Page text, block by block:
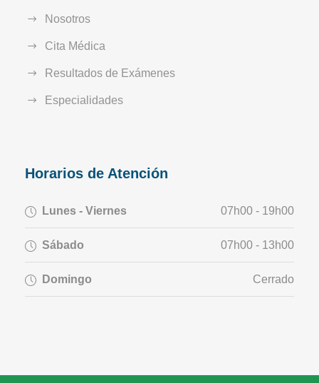
Nosotros
Cita Médica
Resultados de Exámenes
Especialidades
Horarios de Atención
Lunes - Viernes 07h00 - 19h00
Sábado 07h00 - 13h00
Domingo Cerrado